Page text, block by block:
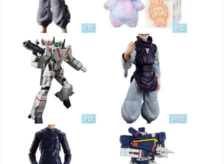
7位 8位
9位 10位